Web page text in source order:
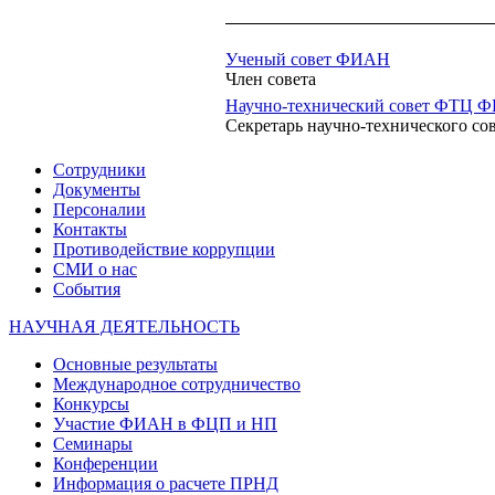
Ученый совет ФИАН
Член совета
Научно-технический совет ФТЦ
Секретарь научно-технического
Сотрудники
Документы
Персоналии
Контакты
Противодействие коррупции
СМИ о нас
События
НАУЧНАЯ ДЕЯТЕЛЬНОСТЬ
Основные результаты
Международное сотрудничество
Конкурсы
Участие ФИАН в ФЦП и НП
Семинары
Конференции
Информация о расчете ПРНД